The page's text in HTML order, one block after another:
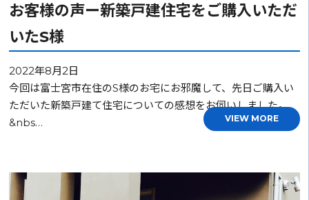
お客様の声ー新築戸建住宅をご購入いただ
いたS様
2022年8月2日
今回は富士宮市在住のS様のお宅にお邪魔して、先日ご購入い
ただいた新築戸建て住宅についての感想をお伺いしました。
&nbs…
VIEW MORE